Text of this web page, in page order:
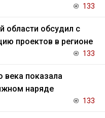
133
области обсудил с
проектов в регионе
133
века показала
наряде
133